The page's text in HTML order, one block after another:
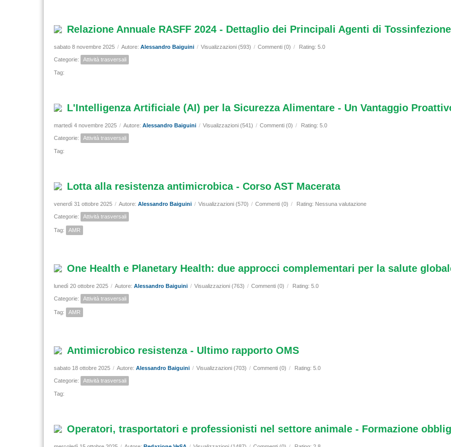
Relazione Annuale RASFF 2024 - Dettaglio dei Principali Agenti di
sabato 8 novembre 2025 / Autore: Alessandro Baiguini / Visualizzazioni (593) / Commenti (0) / Rating: 5.0
Categorie: Attività trasversali
Tag:
L'Intelligenza Artificiale (AI) per la Sicurezza Alimentare - Un Vantaggio
martedì 4 novembre 2025 / Autore: Alessandro Baiguini / Visualizzazioni (541) / Commenti (0) / Rating: 5.0
Categorie: Attività trasversali
Tag:
Lotta alla resistenza antimicrobica - Corso AST Macerata
venerdì 31 ottobre 2025 / Autore: Alessandro Baiguini / Visualizzazioni (570) / Commenti (0) / Rating: Nessuna valutazione
Categorie: Attività trasversali
Tag: AMR
One Health e Planetary Health: due approcci complementari per la salute
lunedì 20 ottobre 2025 / Autore: Alessandro Baiguini / Visualizzazioni (763) / Commenti (0) / Rating: 5.0
Categorie: Attività trasversali
Tag: AMR
Antimicrobico resistenza - Ultimo rapporto OMS
sabato 18 ottobre 2025 / Autore: Alessandro Baiguini / Visualizzazioni (703) / Commenti (0) / Rating: 5.0
Categorie: Attività trasversali
Tag:
Operatori, trasportatori e professionisti nel settore animale - Formazione